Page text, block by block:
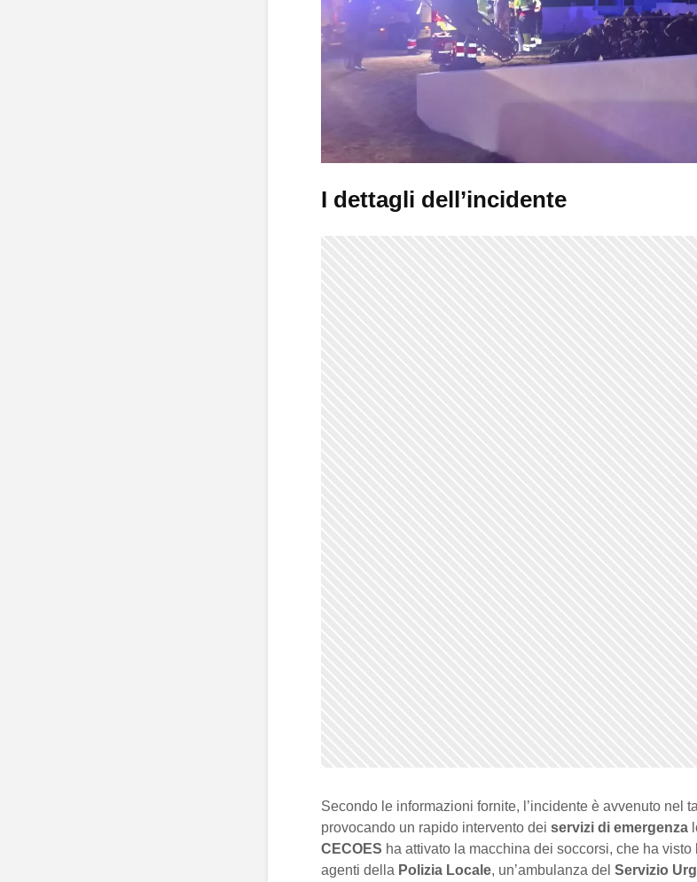
I dettagli dell’incidente
Secondo le informazioni fornite, l’incidente è avvenuto nel
provocando un rapido intervento dei servizi di emergenza
CECOES ha attivato la macchina dei soccorsi, che ha
agenti della Polizia Locale, un’ambulanza del Servizio